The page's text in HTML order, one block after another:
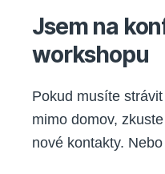
Jsem na
workshopu
Pokud musíte
mimo domov,
nové kontakty.